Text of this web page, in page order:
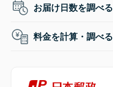
お届け日数を調べる
料金を計算・調べる